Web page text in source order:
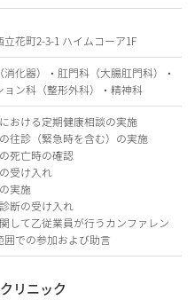
花町2-3-1 ハイムコーア1F
化器）・肛門科（大腸肛門科）・
ョン科（整形外科）・精神科
における定期健康相談の実施
の往診（緊急時を含む）の実施
死亡時の確認
受け入れ
実施
断の受け入れ
関して乙従業員が行うカンファレン
囲での参加および助言
リニック